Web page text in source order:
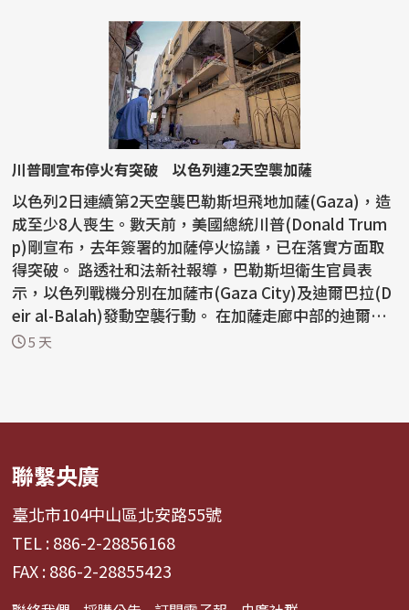
川普剛宣布停火有突破 以色列連2天空襲加薩
以色列2日連續第2天空襲巴勒斯坦飛地加薩(Gaza)，造
成至少8人喪生。數天前，美國總統川普(Donald Trum
p)剛宣布，去年簽署的加薩停火協議，已在落實方面取
得突破。 路透社和法新社報導，巴勒斯坦衛生官員表
示，以色列戰機分別在加薩市(Gaza City)及迪爾巴拉(D
eir al-Balah)發動空襲行動。 在加薩走廊中部的迪爾巴
拉...5 天
聯繫央廣
臺北市104中山區北安路55號
TEL : 886-2-28856168
FAX : 886-2-28855423